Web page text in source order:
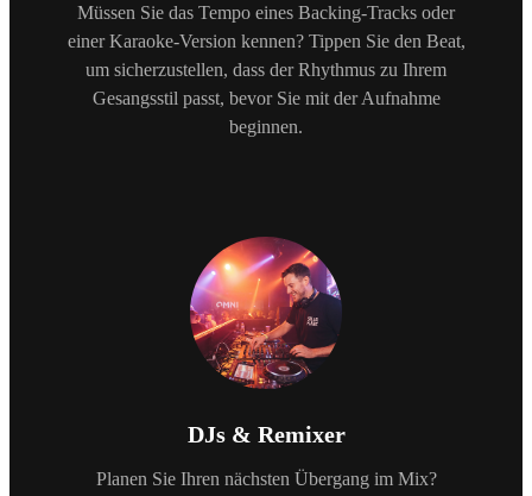
Müssen Sie das Tempo eines Backing-Tracks oder
einer Karaoke-Version kennen? Tippen Sie den Beat,
um sicherzustellen, dass der Rhythmus zu Ihrem
Gesangsstil passt, bevor Sie mit der Aufnahme
beginnen.
DJs & Remixer
Planen Sie Ihren nächsten Übergang im Mix?